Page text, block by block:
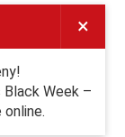
×
Week –
online.